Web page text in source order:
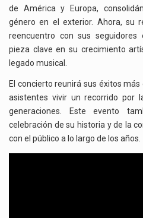
de América y Europa,
género en el exterior. Ahora, su
reencuentro con sus seguidores
pieza clave en su crecimiento
legado musical.
El concierto reunirá sus éxitos
asistentes vivir un recorrido por
generaciones. Este evento
celebración de su historia y de la
con el público a lo largo de los años.